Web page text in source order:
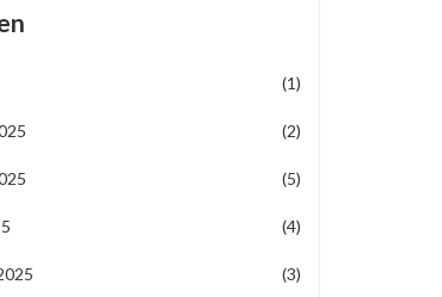
(1)
(2)
(5)
(4)
(3)